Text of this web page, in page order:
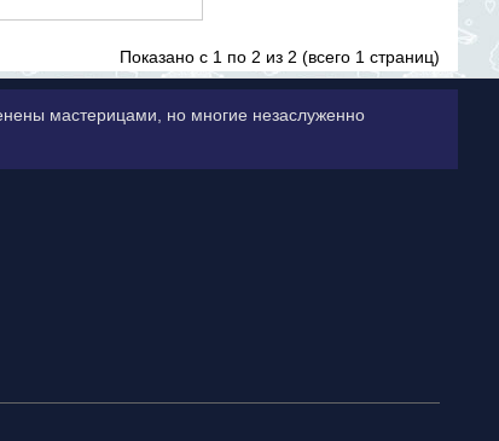
Показано с 1 по 2 из 2 (всего 1 страниц)
мастерицами, но многие незаслуженно